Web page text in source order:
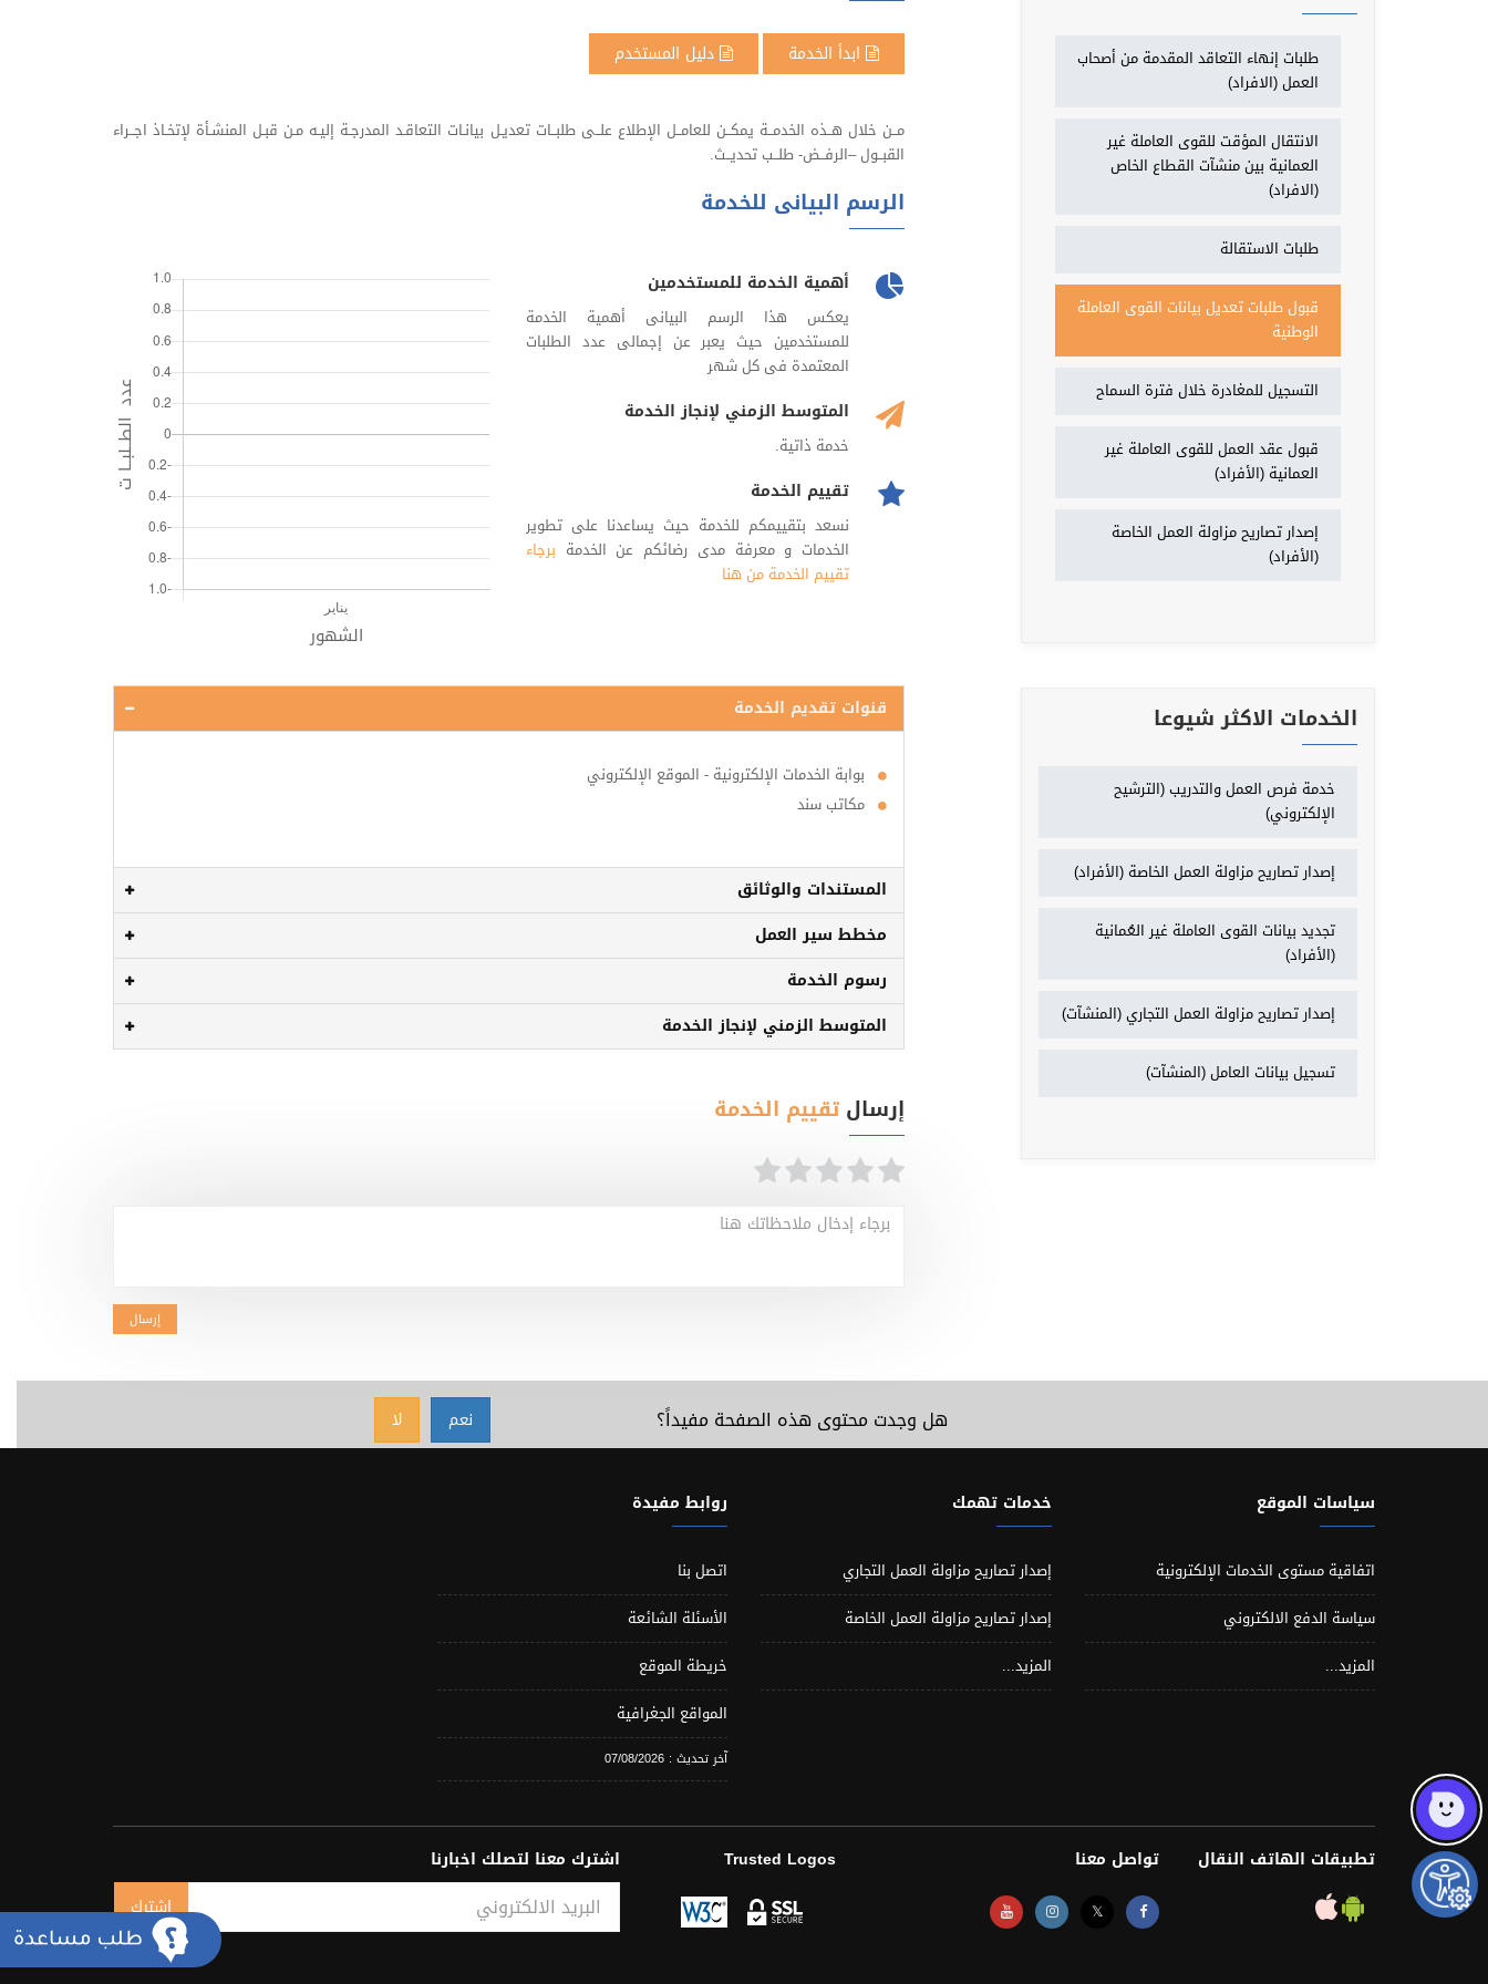
ابدأ الخدمة دليل المستخدم
مــن خلال هــذه الخدمــة يمكــن للعامــل الإطلاع علــى طلبــات تعديـل بيانـات التعاقـد المدرجـة إليـه مـن قبـل المنشـأة لإتخـاذ اجــراء
القبــول –الرفــض- طلــب تحديــث.
الرسم البيانى للخدمة
أهمية الخدمة للمستخدمين
يعكس هذا الرسم البيانى أهمية الخدمة
للمستخدمين حيث يعبر عن إجمالى عدد الطلبات
المعتمدة فى كل شهر
المتوسط الزمني لإنجاز الخدمة
خدمة ذاتية.
تقييم الخدمة
نسعد بتقييمكم للخدمة حيث يساعدنا على تطوير
الخدمات و معرفة مدى رضائكم عن الخدمة برجاء
تقييم الخدمة من هنا
قنوات تقديم الخدمة
بوابة الخدمات الإلكترونية - الموقع الإلكتروني
مكاتب سند
المستندات والوثائق
مخطط سير العمل
رسوم الخدمة
المتوسط الزمني لإنجاز الخدمة
إرسال تقييم الخدمة
برجاء إدخال ملاحظاتك هنا
إرسال
طلبات إنهاء التعاقد المقدمة من أصحاب
العمل (الافراد)
الانتقال المؤقت للقوى العاملة غير
العمانية بين منشآت القطاع الخاص
(الافراد)
طلبات الاستقالة
قبول طلبات تعديل بيانات القوى العاملة
الوطنية
التسجيل للمغادرة خلال فترة السماح
قبول عقد العمل للقوى العاملة غير
العمانية (الأفراد)
إصدار تصاريح مزاولة العمل الخاصة
(الأفراد)
الخدمات الاكثر شيوعا
خدمة فرص العمل والتدريب (الترشيح
الإلكتروني)
إصدار تصاريح مزاولة العمل الخاصة (الأفراد)
تجديد بيانات القوى العاملة غير العُمانية
(الأفراد)
إصدار تصاريح مزاولة العمل التجاري (المنشآت)
تسجيل بيانات العامل (المنشآت)
هل وجدت محتوى هذه الصفحة مفيداً؟ نعم لا
سياسات الموقع
اتفاقية مستوى الخدمات الإلكترونية
سياسة الدفع الالكتروني
المزيد...
خدمات تهمك
إصدار تصاريح مزاولة العمل التجاري
إصدار تصاريح مزاولة العمل الخاصة
المزيد...
روابط مفيدة
اتصل بنا
الأسئلة الشائعة
خريطة الموقع
المواقع الجغرافية
آخر تحديث : 07/08/2026
تطبيقات الهاتف النقال تواصل معنا
𝕏
Trusted Logos اشترك معنا لتصلك اخبارنا
البريد الالكتروني
اشترك
Subscribe Result